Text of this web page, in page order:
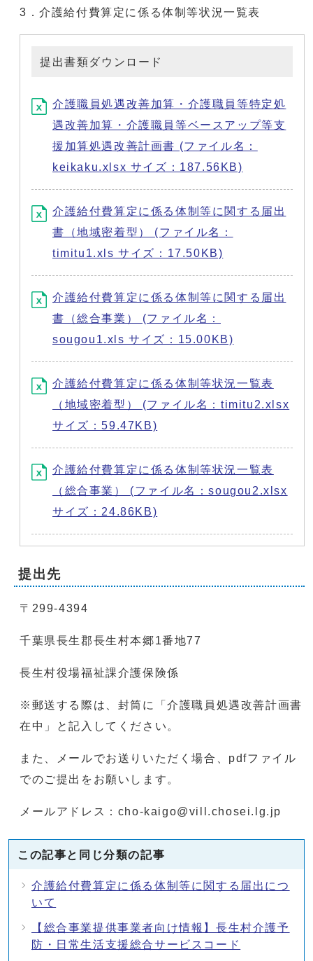
3．介護給付費算定に係る体制等状況一覧表
提出書類ダウンロード
介護職員処遇改善加算・介護職員等特定処
遇改善加算・介護職員等ベースアップ等支
援加算処遇改善計画書 (ファイル名：
keikaku.xlsx サイズ：187.56KB)
介護給付費算定に係る体制等に関する届出
書（地域密着型） (ファイル名：
timitu1.xls サイズ：17.50KB)
介護給付費算定に係る体制等に関する届出
書（総合事業） (ファイル名：
sougou1.xls サイズ：15.00KB)
介護給付費算定に係る体制等状況一覧表
（地域密着型） (ファイル名：timitu2.xlsx
サイズ：59.47KB)
介護給付費算定に係る体制等状況一覧表
（総合事業） (ファイル名：sougou2.xlsx
サイズ：24.86KB)
提出先
〒299-4394
千葉県長生郡長生村本郷1番地77
長生村役場福祉課介護保険係
※郵送する際は、封筒に「介護職員処遇改善計画書
在中」と記入してください。
また、メールでお送りいただく場合、pdfファイル
でのご提出をお願いします。
メールアドレス：cho-kaigo@vill.chosei.lg.jp
この記事と同じ分類の記事
介護給付費算定に係る体制等に関する届出につ
いて
【総合事業提供事業者向け情報】長生村介護予
防・日常生活支援総合サービスコード